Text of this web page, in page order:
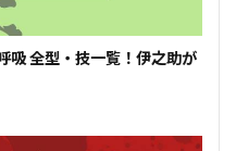
吸 全型・技一覧！伊之助が